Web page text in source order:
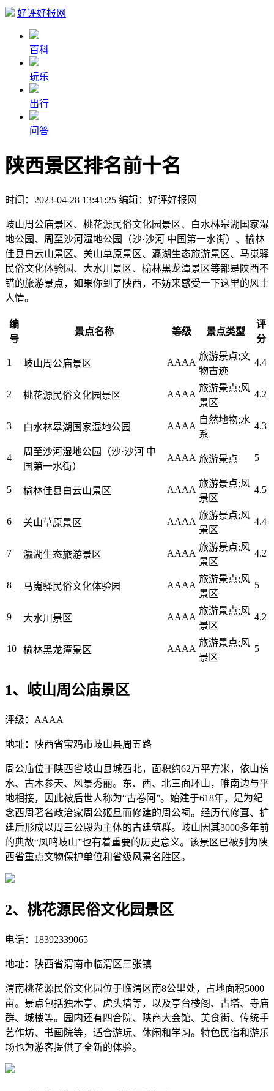
好评好报网
百科
玩乐
出行
问答
陕西景区排名前十名
时间：2023-04-28 13:41:25 编辑：好评好报网
岐山周公庙景区、桃花源民俗文化园景区、白水林皋湖国家湿
地公园、周至沙河湿地公园（沙·沙河 中国第一水街）、榆林
佳县白云山景区、关山草原景区、瀛湖生态旅游景区、马嵬驿
民俗文化体验园、大水川景区、榆林黑龙潭景区等都是陕西不
错的旅游景点，如果你到了陕西，不妨来感受一下这里的风土
人情。
编
号
景点名称 等级 景点类型
评
分
1 岐山周公庙景区 AAAA
旅游景点;文
物古迹
4.4
2 桃花源民俗文化园景区 AAAA
旅游景点;风
景区
4.2
3 白水林皋湖国家湿地公园 AAAA
自然地物;水
系
4.3
4
周至沙河湿地公园（沙·沙河 中
国第一水街）
AAAA 旅游景点 5
5 榆林佳县白云山景区 AAAA
旅游景点;风
景区
4.5
6 关山草原景区 AAAA
旅游景点;风
景区
4.4
7 瀛湖生态旅游景区 AAAA
旅游景点;风
景区
4.2
8 马嵬驿民俗文化体验园 AAAA
旅游景点;风
景区
5
9 大水川景区 AAAA
旅游景点;风
景区
4.2
10 榆林黑龙潭景区 AAAA
旅游景点;风
景区
5
1、岐山周公庙景区
评级：AAAA
地址：陕西省宝鸡市岐山县周五路
周公庙位于陕西省岐山县城西北，面积约62万平方米，依山傍
水、古木参天、风景秀丽。东、西、北三面环山，唯南边与平
地相接，因此被后世人称为“古卷阿”。始建于618年，是为纪
念西周著名政治家周公姬旦而修建的周公祠。经历代修葺、扩
建后形成以周三公殿为主体的古建筑群。岐山因其3000多年前
的典故“凤鸣岐山”也有着重要的历史意义。该景区已被列为陕
西省重点文物保护单位和省级风景名胜区。
2、桃花源民俗文化园景区
电话：18392339065
地址：陕西省渭南市临渭区三张镇
渭南桃花源民俗文化园位于临渭区南8公里处，占地面积5000
亩。景点包括独木亭、虎头墙等，以及亭台楼阁、古塔、寺庙
群、城楼等。园内还有四合院、陕商大会馆、美食街、传统手
艺作坊、书画院等，适合游玩、休闲和学习。特色民宿和游乐
场也为游客提供了全新的体验。